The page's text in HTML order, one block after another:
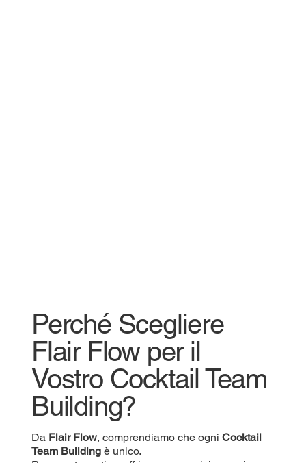
Perché Scegliere
Flair Flow per il
Vostro Cocktail Team
Building?
Da Flair Flow, comprendiamo che ogni Cocktail
Team Buildingè unico.